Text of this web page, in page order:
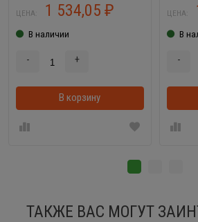
ЦЕНА: 1 534,05 ₽
В наличии
- +
В корзину В
ЦЕНА:
В
-
ТАКЖЕ ВАС МОГУТ